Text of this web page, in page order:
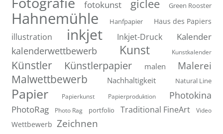
fotokunst giclee Green Rooster
Hahnemühle Hanfpapier Haus des Papiers
illustration inkjet Inkjet-Druck Kalender
kalenderwettbewerb Kunst Kunstkalender
Künstler Künstlerpapier malen Malerei
Malwettbewerb Nachhaltigkeit Natural Line
Papier Papierkunst Papierproduktion Photokina
PhotoRag Photo Rag portfolio Traditional FineArt Video
Wettbewerb Zeichnen